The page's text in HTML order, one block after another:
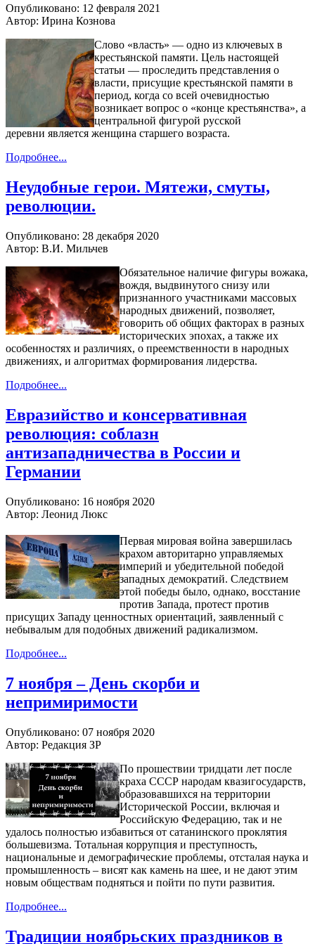
Опубликовано: 12 февраля 2021
Автор: Ирина Кознова
Слово «власть» — одно из ключевых в
крестьянской памяти. Цель настоящей
статьи — проследить представления о
власти, присущие крестьянской памяти в
период, когда со всей очевидностью
возникает вопрос о «конце крестьянства», а
центральной фигурой русской
деревни является женщина старшего возраста.
Подробнее...
Неудобные герои. Мятежи, смуты,
революции.
Опубликовано: 28 декабря 2020
Автор: В.И. Мильчев
Обязательное наличие фигуры вожака,
вождя, выдвинутого снизу или
признанного участниками массовых
народных движений, позволяет,
говорить об общих факторах в разных
исторических эпохах, а также их
особенностях и различиях, о преемственности в народных
движениях, и алгоритмах формирования лидерства.
Подробнее...
Евразийство и консервативная
революция: соблазн
антизападничества в России и
Германии
Опубликовано: 16 ноября 2020
Автор: Леонид Люкс
Первая мировая война завершилась
крахом авторитарно управляемых
империй и убедительной победой
западных демократий. Следствием
этой победы было, однако, восстание
против Запада, протест против
присущих Западу ценностных ориентаций, заявленный с
небывалым для подобных движений радикализмом.
Подробнее...
7 ноября – День скорби и
непримиримости
Опубликовано: 07 ноября 2020
Автор: Редакция ЗР
По прошествии тридцати лет после
краха СССР народам квазигосударств,
образовавшихся на территории
Исторической России, включая и
Российскую Федерацию, так и не
удалось полностью избавиться от сатанинского проклятия
большевизма. Тотальная коррупция и преступность,
национальные и демографические проблемы, отсталая наука и
промышленность – висят как камень на шее, и не дают этим
новым обществам подняться и пойти по пути развития.
Подробнее...
Традиции ноябрьских праздников в